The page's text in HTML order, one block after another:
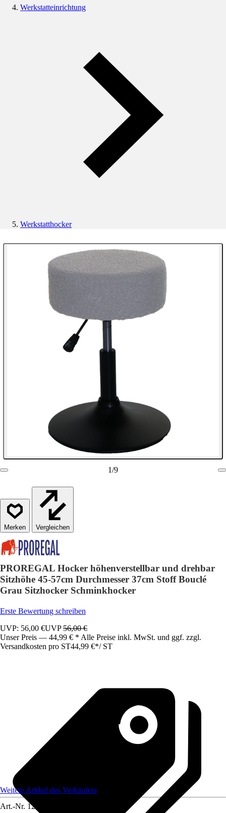
Werkstatteinrichtung
Werkstatthocker
1/9
Vergleichen
PROREGAL Hocker höhenverstellbar und drehbar
Sitzhöhe 45-57cm Durchmesser 37cm Stoff Bouclé
Grau Sitzhocker Schminkhocker
Erste Bewertung schreiben
UVP: 56,00 €UVP56,00 €
Unser Preis — 44,99 € * Alle Preise inkl. MwSt. und ggf. zzgl.
Versandkosten pro ST44,99 €*/ ST
Weitere Artikel des Verkäufers
Art.-Nr. 12585236